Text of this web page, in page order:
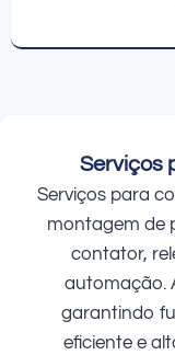
Serviços
Serviços para
montagem de
contator,
automação.
garantindo
eficiente e